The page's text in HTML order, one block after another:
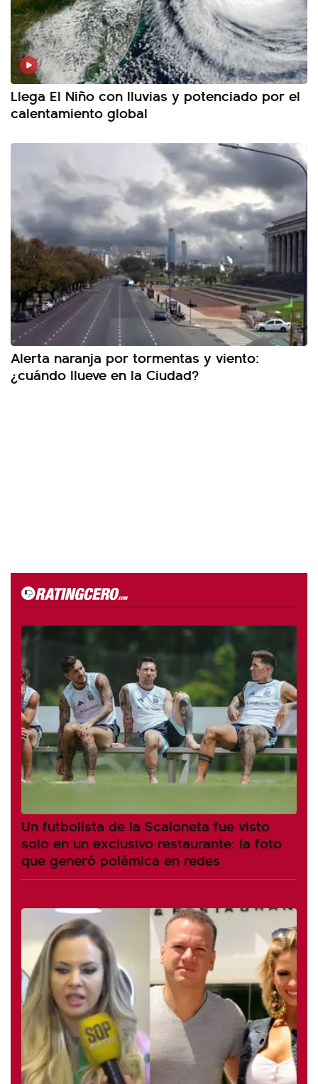
Llega El Niño con lluvias y potenciado por el
calentamiento global
Alerta naranja por tormentas y viento:
¿cuándo llueve en la Ciudad?
Un futbolista de la Scaloneta fue visto
solo en un exclusivo restaurante: la foto
que generó polémica en redes